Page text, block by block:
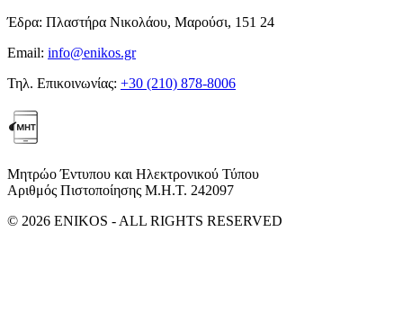
Έδρα: Πλαστήρα Νικολάου, Μαρούσι, 151 24
Email: info@enikos.gr
Τηλ. Επικοινωνίας: +30 (210) 878-8006
Μητρώο Έντυπου και Ηλεκτρονικού Τύπου
Αριθμός Πιστοποίησης Μ.Η.Τ. 242097
© 2026 ENIKOS - ALL RIGHTS RESERVED